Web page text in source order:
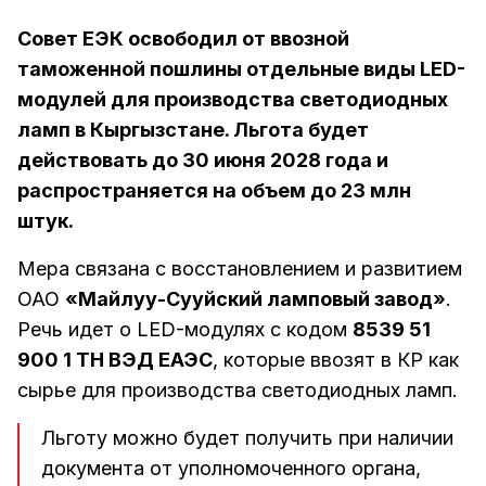
Совет ЕЭК освободил от ввозной
таможенной пошлины отдельные виды LED-
модулей для производства светодиодных
ламп в Кыргызстане. Льгота будет
действовать до 30 июня 2028 года и
распространяется на объем до 23 млн
штук.
Мера связана с восстановлением и развитием
ОАО «Майлуу-Сууйский ламповый завод».
Речь идет о LED-модулях с кодом 8539 51
900 1 ТН ВЭД ЕАЭС, которые ввозят в КР как
сырье для производства светодиодных ламп.
Льготу можно будет получить при наличии
документа от уполномоченного органа,